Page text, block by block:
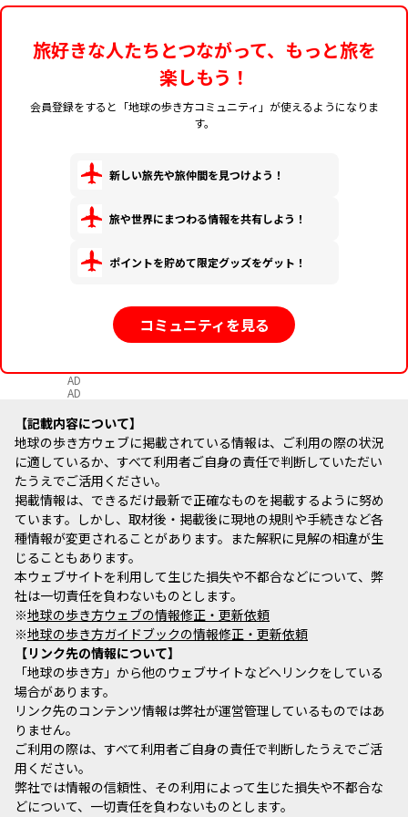
旅好きな人たちとつながって、もっと旅を
楽しもう！
会員登録をすると「地球の歩き方コミュニティ」が使えるようになりま
す。
新しい旅先や旅仲間を見つけよう！
旅や世界にまつわる情報を共有しよう！
ポイントを貯めて限定グッズをゲット！
コミュニティを見る
AD
AD
記載内容について
地球の歩き方ウェブに掲載されている情報は、ご利用の際の状況
に適しているか、すべて利用者ご自身の責任で判断していただい
たうえでご活用ください。
掲載情報は、できるだけ最新で正確なものを掲載するように努め
ています。しかし、取材後・掲載後に現地の規則や手続きなど各
種情報が変更されることがあります。また解釈に見解の相違が生
じることもあります。
本ウェブサイトを利用して生じた損失や不都合などについて、弊
社は一切責任を負わないものとします。
※地球の歩き方ウェブの情報修正・更新依頼
※地球の歩き方ガイドブックの情報修正・更新依頼
リンク先の情報について
「地球の歩き方」から他のウェブサイトなどへリンクをしている
場合があります。
リンク先のコンテンツ情報は弊社が運営管理しているものではあ
りません。
ご利用の際は、すべて利用者ご自身の責任で判断したうえでご活
用ください。
弊社では情報の信頼性、その利用によって生じた損失や不都合な
どについて、一切責任を負わないものとします。